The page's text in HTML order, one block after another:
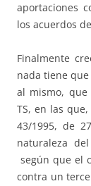
aportaciones
los acuerdos
Finalmente
nada tiene
al mismo, que
TS, en las
43/1995, de
naturaleza
según que el
contra un